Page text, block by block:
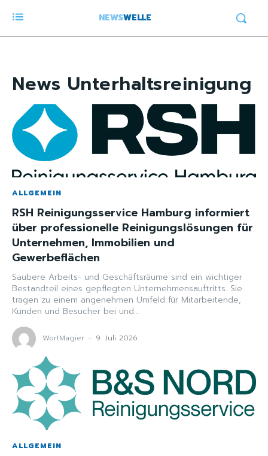
NEWSWELLE
News Unterhaltsreinigung
ALLGEMEIN
RSH Reinigungsservice Hamburg informiert
über professionelle Reinigungslösungen für
Unternehmen, Immobilien und
Gewerbeflächen
Saubere Arbeits- und Geschäftsräume sind ein wichtiger
Bestandteil eines gepflegten Unternehmensauftritts. Sie
tragen zu einem angenehmen Umfeld für Mitarbeitende,
Kunden und Besucher bei und...
WortMagier - 9. Juli 2026
ALLGEMEIN